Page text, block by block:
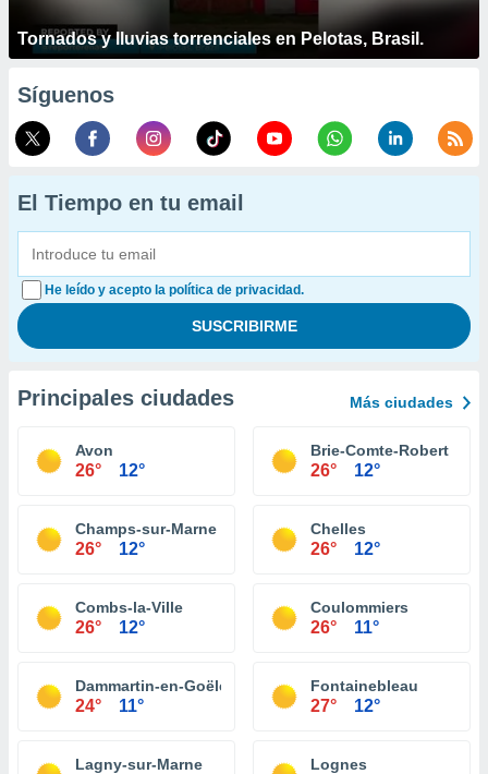
Tornados y lluvias torrenciales en Pelotas, Brasil.
Síguenos
El Tiempo en tu email
He leído y acepto la política de privacidad.
Principales ciudades Más ciudades
Avon
26° 12°
Brie-Comte-Robert
26° 12°
Champs-sur-Marne
26° 12°
Chelles
26° 12°
Combs-la-Ville
26° 12°
Coulommiers
26° 11°
Dammartin-en-Goële
24° 11°
Fontainebleau
27° 12°
Lagny-sur-Marne Lognes